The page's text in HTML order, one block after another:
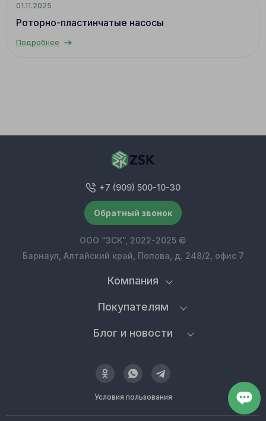
01.11.2025
Роторно-пластинчатые насосы
Подробнее
Условия пользования
Компания
Покупателям
Блог и новости
+7 (909) 500-10-30
Обратный звонок
ООО “ЗСК”, 2022-2025 ©
Барнаул, Алтайский край, Попова, д. 248/2, офис 7